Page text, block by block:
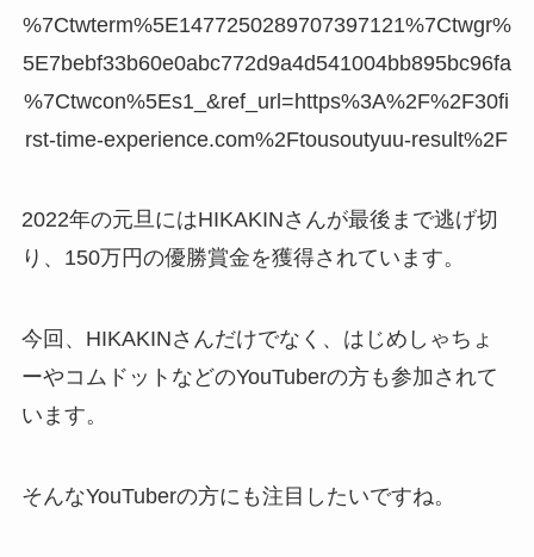
%7Ctwterm%5E1477250289707397121%7Ctwgr%
5E7bebf33b60e0abc772d9a4d541004bb895bc96fa
%7Ctwcon%5Es1_&ref_url=https%3A%2F%2F30fi
rst-time-experience.com%2Ftousoutyuu-result%2F
2022年の元旦にはHIKAKINさんが最後まで逃げ切
り、150万円の優勝賞金を獲得されています。
今回、HIKAKINさんだけでなく、はじめしゃちょ
ーやコムドットなどのYouTuberの方も参加されて
います。
そんなYouTuberの方にも注目したいですね。